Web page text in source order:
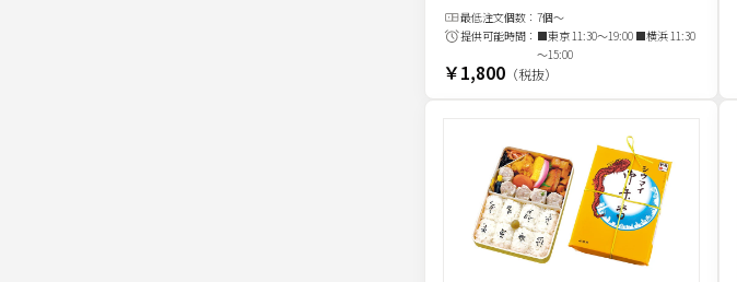
最低注文個数： 7個～
提供可能時間： ■東京 11:30～19:00 ■横浜 11:30
～15:00
￥1,800 （税抜）